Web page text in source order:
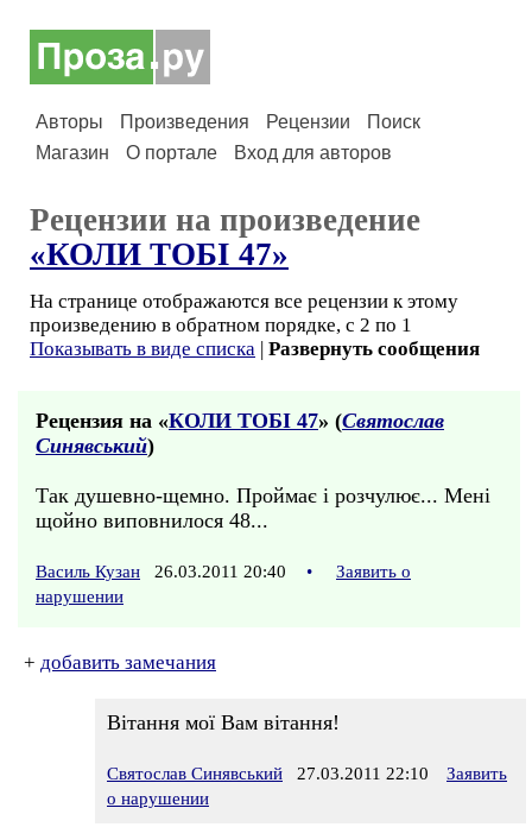
Авторы Произведения Рецензии
Поиск
Магазин
О портале Вход для авторов
Рецензии на произведение
«КОЛИ ТОБI 47»
На странице отображаются все рецензии к этому
произведению в обратном порядке, с 2 по 1
Показывать в виде списка | Развернуть сообщения
Рецензия на «КОЛИ ТОБI 47» (Святослав
Синявський)
Так душевно-щемно. Проймає і розчулює... Мені
щойно виповнилося 48...
Василь Кузан 26.03.2011 20:40 •
Заявить о
нарушении
+ добавить замечания
Вітання мої Вам вітання!
Святослав Синявський 27.03.2011 22:10
Заявить
о нарушении